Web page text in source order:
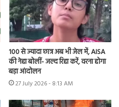
100 से ज्यादा छात्र अब भी जेल में, AISA
की नेहा बोलीं- जल्द रिहा करें, वरना होगा
बड़ा आंदोलन
27 July 2026 - 8:13 AM